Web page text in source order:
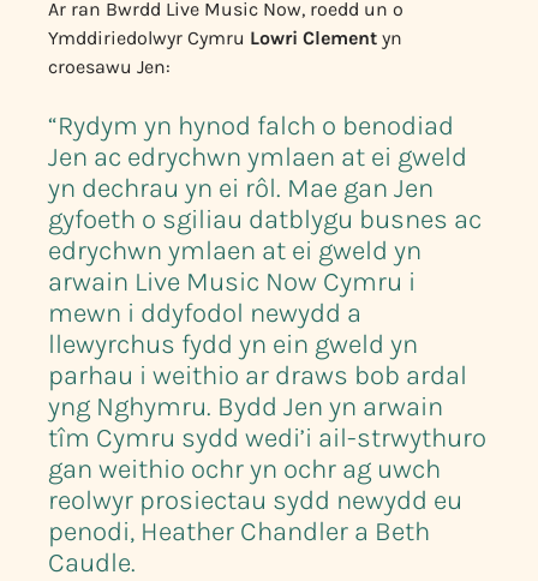
Ar ran Bwrdd Live Music Now, roedd un o
Ymddiriedolwyr Cymru Lowri Clement yn
croesawu Jen:
“Rydym yn hynod falch o benodiad
Jen ac edrychwn ymlaen at ei gweld
yn dechrau yn ei rôl. Mae gan Jen
gyfoeth o sgiliau datblygu busnes ac
edrychwn ymlaen at ei gweld yn
arwain Live Music Now Cymru i
mewn i ddyfodol newydd a
llewyrchus fydd yn ein gweld yn
parhau i weithio ar draws bob ardal
yng Nghymru. Bydd Jen yn arwain
tîm Cymru sydd wedi’i ail-strwythuro
gan weithio ochr yn ochr ag uwch
reolwyr prosiectau sydd newydd eu
penodi, Heather Chandler a Beth
Caudle.